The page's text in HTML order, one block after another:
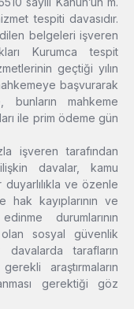
tespiti davasıdır.
belgeleri işveren
Kurumca tespit
geçtiği yılın
başvurarak
bunların mahkeme
ile prim ödeme gün
işveren tarafından
ilişkin davalar, kamu
ve özenle
hak kayıplarının ve
durumlarının
sosyal güvenlik
tarafların
araştırmaların
gerektiği göz